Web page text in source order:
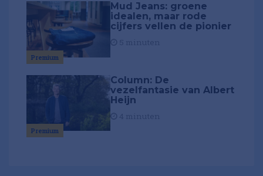
Premium
Mud Jeans: groene
idealen, maar rode
cijfers vellen de pionier
Premium
Column: De
vezelfantasie van Albert
Heijn